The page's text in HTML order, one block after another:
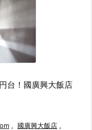
台！國廣興大飯店
, 國廣興大飯店 ,